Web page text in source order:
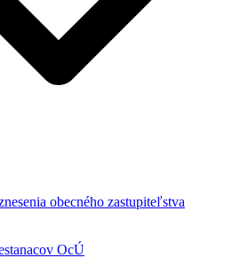
obecného zastupiteľstva
OcÚ